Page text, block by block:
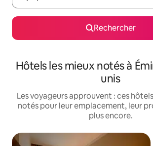
Rechercher
Hôtels les mieux notés à
unis
Les voyageurs approuvent : ces
notés pour leur emplacement, leur
plus encore.